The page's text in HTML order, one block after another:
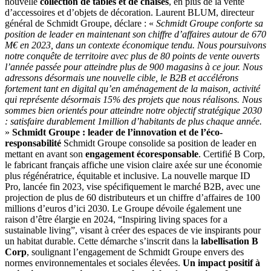
d’accessoires et d’objets de décoration. Laurent BLUM, directeur
général de Schmidt Groupe, déclare : « Schmidt Groupe conforte sa
position de leader en maintenant son chiffre d’affaires autour de 670
M€ en 2023, dans un contexte économique tendu. Nous poursuivons
notre conquête de territoire avec plus de 80 points de vente ouverts
l’année passée pour atteindre plus de 900 magasins à ce jour. Nous
adressons désormais une nouvelle cible, le B2B et accélérons
fortement tant en digital qu’en aménagement de la maison, activité
qui représente désormais 15% des projets que nous réalisons. Nous
sommes bien orientés pour atteindre notre objectif stratégique 2030
: satisfaire durablement 1million d’habitants de plus chaque année.
» Schmidt Groupe : leader de l’innovation et de l’éco-
responsabilité Schmidt Groupe consolide sa position de leader en
mettant en avant son engagement écoresponsable. Certifié B Corp,
le fabricant français affiche une vision claire axée sur une économie
plus régénératrice, équitable et inclusive. La nouvelle marque ID
Pro, lancée fin 2023, vise spécifiquement le marché B2B, avec une
projection de plus de 60 distributeurs et un chiffre d’affaires de 100
millions d’euros d’ici 2030. Le Groupe dévoile également une
raison d’être élargie en 2024, “Inspiring living spaces for a
sustainable living”, visant à créer des espaces de vie inspirants pour
un habitat durable. Cette démarche s’inscrit dans la labellisation B
Corp, soulignant l’engagement de Schmidt Groupe envers des
normes environnementales et sociales élevées. Un impact positif à